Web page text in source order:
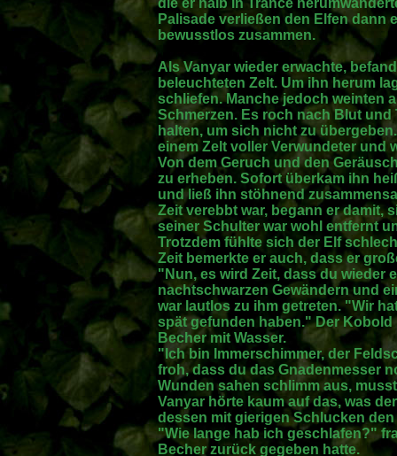
die er halb in Trance
Palisade verließen den Elfen dann
bewusstlos zusammen.
Als Vanyar wieder erwachte,
beleuchteten Zelt. Um ihn herum
schliefen. Manche jedoch weinten
Schmerzen. Es roch nach Blut
halten, um sich nicht zu
einem Zelt voller Verwundeter und
Von dem Geruch und den
zu erheben. Sofort überkam ihn
und ließ ihn stöhnend
Zeit verebbt war, begann er damit,
seiner Schulter war wohl entfernt
Trotzdem fühlte sich der Elf
Zeit bemerkte er auch, dass er
"Nun, es wird Zeit, dass du wieder
nachtschwarzen Gewändern und
war lautlos zu ihm getreten. "Wir
spät gefunden haben." Der
Becher mit Wasser.
"Ich bin Immerschimmer, der
froh, dass du das Gnadenmesser
Wunden sahen schlimm aus,
Vanyar hörte kaum auf das, was
dessen mit gierigen Schlucken den
"Wie lange hab ich geschlafen?"
Becher zurück gegeben hatte.